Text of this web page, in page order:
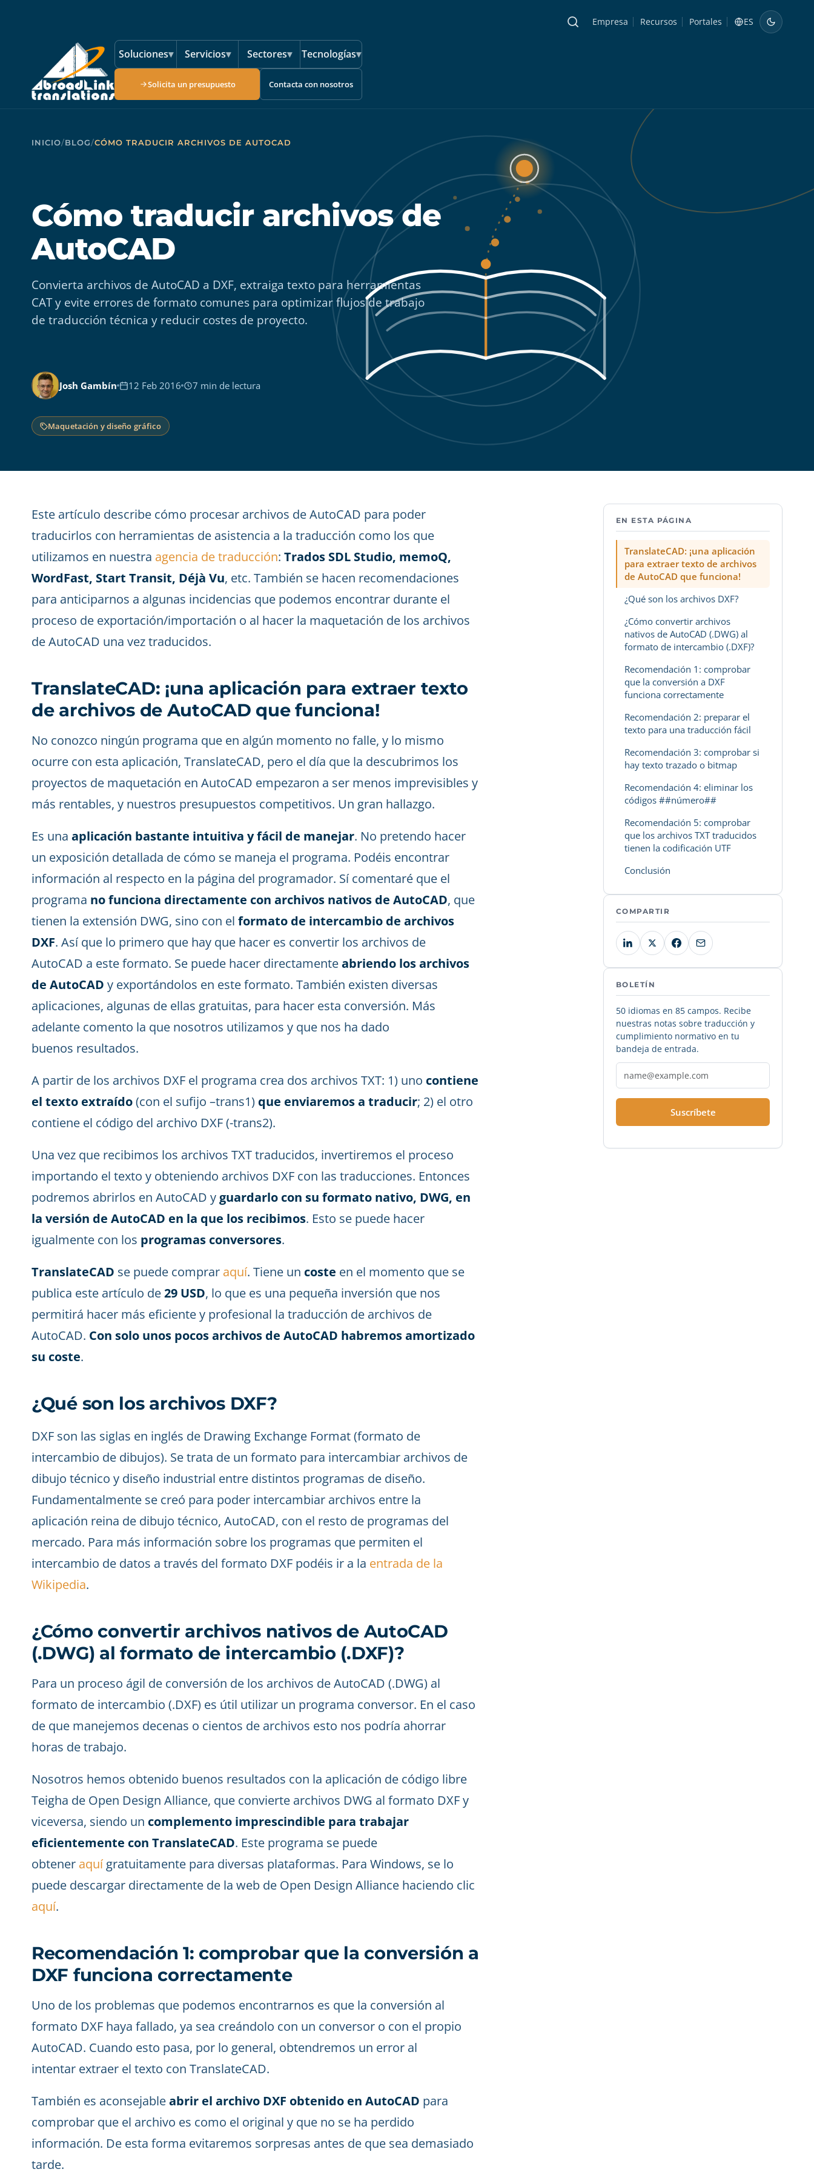
Empresa Recursos Portales ES
Soluciones▾ Servicios▾ Sectores▾ Tecnologías▾
Solicita un presupuesto Contacta con nosotros
INICIO/BLOG/CÓMO TRADUCIR ARCHIVOS DE AUTOCAD
Cómo traducir archivos de
AutoCAD
Convierta archivos de AutoCAD a DXF, extraiga texto para herramientas
CAT y evite errores de formato comunes para optimizar flujos de trabajo
de traducción técnica y reducir costes de proyecto.
Josh Gambín 12 Feb 2016 7 min de lectura
Maquetación y diseño gráfico
Este artículo describe cómo procesar archivos de AutoCAD para poder
traducirlos con herramientas de asistencia a la traducción como los que
utilizamos en nuestra agencia de traducción: Trados SDL Studio, memoQ,
WordFast, Start Transit, Déjà Vu, etc. También se hacen recomendaciones
para anticiparnos a algunas incidencias que podemos encontrar durante el
proceso de exportación/importación o al hacer la maquetación de los archivos
de AutoCAD una vez traducidos.
TranslateCAD: ¡una aplicación para extraer texto
de archivos de AutoCAD que funciona!
No conozco ningún programa que en algún momento no falle, y lo mismo
ocurre con esta aplicación, TranslateCAD, pero el día que la descubrimos los
proyectos de maquetación en AutoCAD empezaron a ser menos imprevisibles y
más rentables, y nuestros presupuestos competitivos. Un gran hallazgo.
Es una aplicación bastante intuitiva y fácil de manejar. No pretendo hacer
un exposición detallada de cómo se maneja el programa. Podéis encontrar
información al respecto en la página del programador. Sí comentaré que el
programa no funciona directamente con archivos nativos de AutoCAD, que
tienen la extensión DWG, sino con el formato de intercambio de archivos
DXF. Así que lo primero que hay que hacer es convertir los archivos de
AutoCAD a este formato. Se puede hacer directamenteabriendo los archivos
de AutoCAD y exportándolos en este formato. También existen diversas
aplicaciones, algunas de ellas gratuitas, para hacer esta conversión. Más
adelante comento la que nosotros utilizamos y que nos ha dado
buenos resultados.
A partir de los archivos DXF el programa crea dos archivos TXT: 1) uno contiene
el texto extraído(con el sufijo –trans1) que enviaremos a traducir; 2) el otro
contiene el código del archivo DXF (-trans2).
Una vez que recibimos los archivos TXT traducidos, invertiremos el proceso
importando el texto y obteniendo archivos DXF con las traducciones. Entonces
podremos abrirlos en AutoCAD y guardarlo con su formato nativo, DWG, en
la versión de AutoCAD en la que los recibimos. Esto se puede hacer
igualmente con los programas conversores.
TranslateCAD se puede comprar aquí. Tiene un coste en el momento que se
publica este artículo de29 USD, lo que es una pequeña inversión que nos
permitirá hacer más eficiente y profesional la traducción de archivos de
AutoCAD. Con solo unos pocos archivos de AutoCAD habremos amortizado
su coste.
¿Qué son los archivos DXF?
DXF son las siglas en inglés de Drawing Exchange Format (formato de
intercambio de dibujos). Se trata de un formato para intercambiar archivos de
dibujo técnico y diseño industrial entre distintos programas de diseño.
Fundamentalmente se creó para poder intercambiar archivos entre la
aplicación reina de dibujo técnico, AutoCAD, con el resto de programas del
mercado. Para más información sobre los programas que permiten el
intercambio de datos a través del formato DXF podéis ir a la entrada de la
Wikipedia.
¿Cómo convertir archivos nativos de AutoCAD
(.DWG) al formato de intercambio (.DXF)?
Para un proceso ágil de conversión de los archivos de AutoCAD (.DWG) al
formato de intercambio (.DXF) es útil utilizar un programa conversor. En el caso
de que manejemos decenas o cientos de archivos esto nos podría ahorrar
horas de trabajo.
Nosotros hemos obtenido buenos resultados con la aplicación de código libre
Teigha de Open Design Alliance, que convierte archivos DWG al formato DXF y
viceversa, siendo un complemento imprescindible para trabajar
eficientemente con TranslateCAD. Este programa se puede
obtener aquígratuitamente para diversas plataformas. Para Windows, se lo
puede descargar directamente de la web de Open Design Alliance haciendo clic
aquí.
Recomendación 1: comprobar que la conversión a
DXF funciona correctamente
Uno de los problemas que podemos encontrarnos es que la conversión al
formato DXF haya fallado, ya sea creándolo con un conversor o con el propio
AutoCAD. Cuando esto pasa, por lo general, obtendremos un error al
intentar extraer el texto con TranslateCAD.
También es aconsejableabrir el archivo DXF obtenido en AutoCAD para
comprobar que el archivo es como el original y que no se ha perdido
información. De esta forma evitaremos sorpresas antes de que sea demasiado
tarde.
EN ESTA PÁGINA
TranslateCAD: ¡una aplicación
para extraer texto de archivos
de AutoCAD que funciona!
¿Qué son los archivos DXF?
¿Cómo convertir archivos
nativos de AutoCAD (.DWG) al
formato de intercambio (.DXF)?
Recomendación 1: comprobar
que la conversión a DXF
funciona correctamente
Recomendación 2: preparar el
texto para una traducción fácil
Recomendación 3: comprobar si
hay texto trazado o bitmap
Recomendación 4: eliminar los
códigos ##número##
Recomendación 5: comprobar
que los archivos TXT traducidos
tienen la codificación UTF
Conclusión
COMPARTIR
BOLETÍN
50 idiomas en 85 campos. Recibe
nuestras notas sobre traducción y
cumplimiento normativo en tu
bandeja de entrada.
Suscríbete